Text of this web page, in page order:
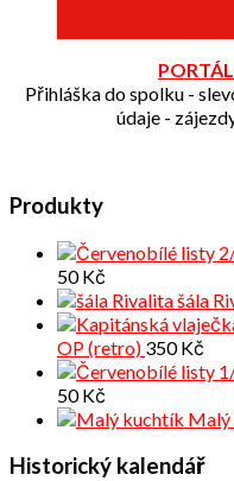
Přihláška do spolku -
údaje -
Produkty
50Kč
šála
OP (retro) 350Kč
50Kč
Malý
Historický kalendář